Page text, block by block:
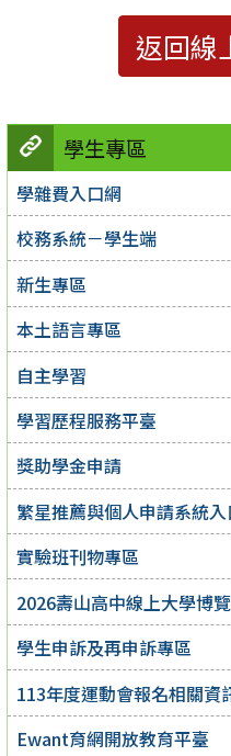
學生專區
學雜費入口網
校務系統－學生端
新生專區
本土語言專區
自主學習
學習歷程服務平臺
獎助學金申請
繁星推薦與個人申請系統入
實驗班刊物專區
2026壽山高中線上大學博
學生申訴及再申訴專區
113年度運動會報名相關資
Ewant育網開放教育平臺
返回線